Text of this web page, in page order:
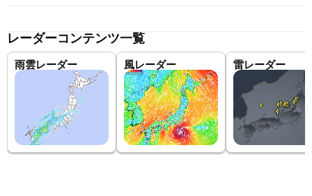
レーダーコンテンツ一覧
雨雲レーダー 風レーダー 雷レーダー